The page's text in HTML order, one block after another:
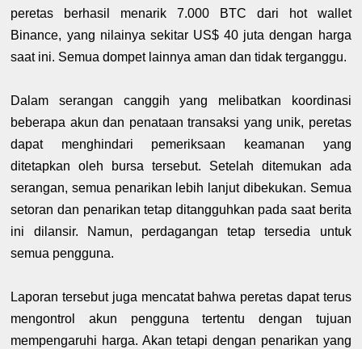
peretas berhasil menarik 7.000 BTC dari hot wallet
Binance, yang nilainya sekitar US$ 40 juta dengan harga
saat ini. Semua dompet lainnya aman dan tidak terganggu.
Dalam serangan canggih yang melibatkan koordinasi
beberapa akun dan penataan transaksi yang unik, peretas
dapat menghindari pemeriksaan keamanan yang
ditetapkan oleh bursa tersebut. Setelah ditemukan ada
serangan, semua penarikan lebih lanjut dibekukan. Semua
setoran dan penarikan tetap ditangguhkan pada saat berita
ini dilansir. Namun, perdagangan tetap tersedia untuk
semua pengguna.
Laporan tersebut juga mencatat bahwa peretas dapat terus
mengontrol akun pengguna tertentu dengan tujuan
mempengaruhi harga. Akan tetapi dengan penarikan yang